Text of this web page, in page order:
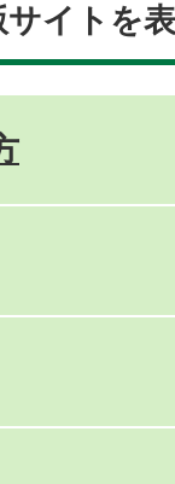
サイトを